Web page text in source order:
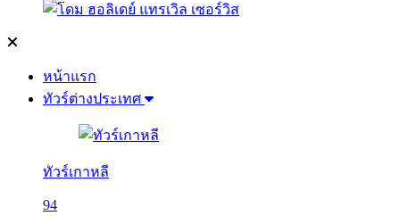
หน้าแรก
ทัวร์ต่างประเทศ
ทัวร์เกาหลี
94